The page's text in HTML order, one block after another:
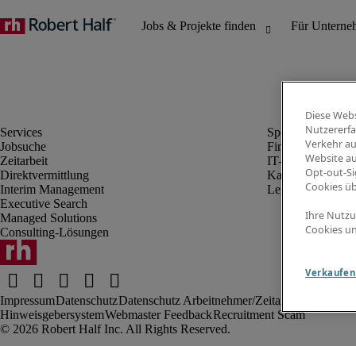
Jobsuche
Zeitarbeit
Direktvermittlung
Interim Management
Executive Search
Managed Solutions
Consulting-Lösungen
Finanz- &
IT-Bereich
Kaufmännischer
Legal
ImpressumDatenschutzDatenschutz Arbeitnehmer/Zeitarbeitskräfte
HinweisgebersystemWebmaster FeedbackRecruitment Scam
Diese
Verkehr
Website
Opt-out-
Cookies
Ihre
Cookies